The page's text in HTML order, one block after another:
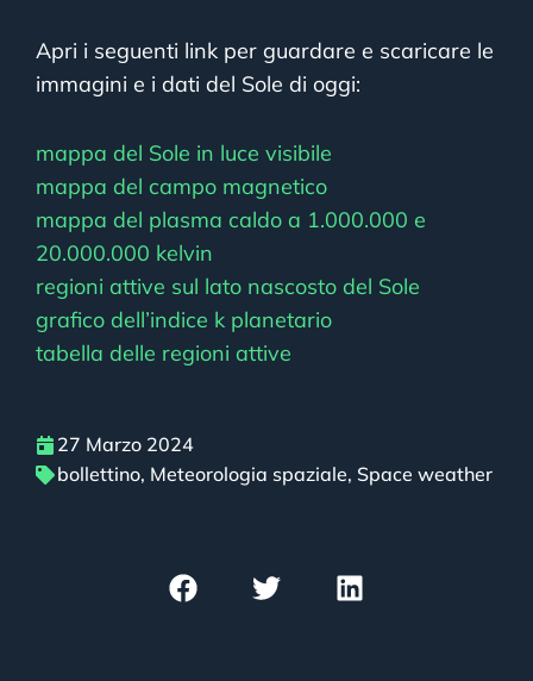
Apri i seguenti link per guardare e scaricare le
immagini e i dati del Sole di oggi:
mappa del Sole in luce visibile
mappa del campo magnetico
mappa del plasma caldo a 1.000.000 e
20.000.000 kelvin
regioni attive sul lato nascosto del Sole
grafico dell’indice k planetario
tabella delle regioni attive
27 Marzo 2024
bollettino, Meteorologia spaziale, Space weather